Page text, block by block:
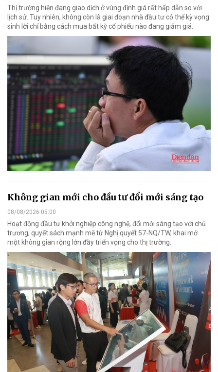
Thị trường hiện đang giao dịch ở vùng định giá rất hấp dẫn so với
lịch sử. Tuy nhiên, không còn là giai đoạn nhà đầu tư có thể kỳ vọng
sinh lời chỉ bằng cách mua bất kỳ cổ phiếu nào đang giảm giá.
Không gian mới cho đầu tư đổi mới sáng tạo
08/08/2026 05:00
Hoạt động đầu tư khởi nghiệp công nghệ, đổi mới sáng tạo với chủ
trương, quyết sách mạnh mẽ từ Nghị quyết 57-NQ/TW, khai mở
một không gian rộng lớn đầy triển vọng cho thị trường.